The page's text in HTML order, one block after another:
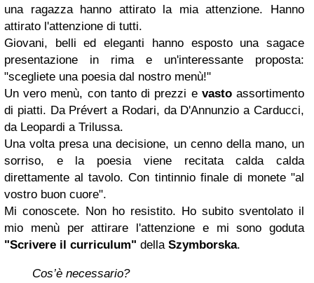
una ragazza hanno attirato la mia attenzione. Hanno
attirato l'attenzione di tutti.
Giovani, belli ed eleganti hanno esposto una sagace
presentazione in rima e un'interessante proposta:
"scegliete una poesia dal nostro menù!"
Un vero menù, con tanto di prezzi e vastoassortimento
di piatti. Da Prévert a Rodari, da D'Annunzio a Carducci,
da Leopardi a Trilussa.
Una volta presa una decisione, un cenno della mano, un
sorriso, e la poesia viene recitata calda calda
direttamente al tavolo. Con tintinnio finale di monete "al
vostro buon cuore".
Mi conoscete. Non ho resistito. Ho subito sventolato il
mio menù per attirare l'attenzione e mi sono goduta
"Scrivere il curriculum" della Szymborska.
Cos’è necessario?